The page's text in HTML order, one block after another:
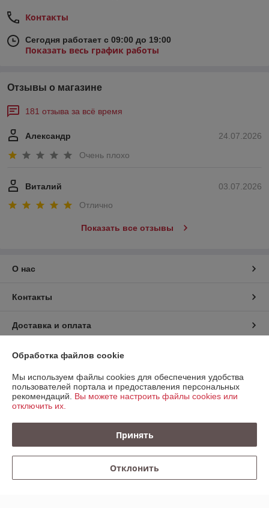
Контакты
Сегодня работает с 09:00 до 19:00
Показать весь график работы
Отзывы о магазине
181 отзыва за всё время
24.07.2026
Александр
Очень плохо
03.07.2026
Виталий
Отлично
Показать все отзывы
О нас
Контакты
Доставка и оплата
График работы
Полная версия сайта
Политика обработки cookies
Сайт создан на платформе Deal.by
Обработка файлов cookie
Мы используем файлы cookies для обеспечения удобства
пользователей портала и предоставления персональных
рекомендаций. Вы можете настроить файлы cookies или
отключить их.
Принять
Отклонить